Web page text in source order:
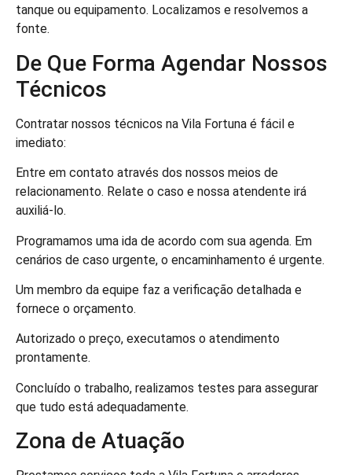
tanque ou equipamento. Localizamos e resolvemos a
fonte.
De Que Forma Agendar Nossos
Técnicos
Contratar nossos técnicos na Vila Fortuna é fácil e
imediato:
Entre em contato através dos nossos meios de
relacionamento. Relate o caso e nossa atendente irá
auxiliá-lo.
Programamos uma ida de acordo com sua agenda. Em
cenários de caso urgente, o encaminhamento é urgente.
Um membro da equipe faz a verificação detalhada e
fornece o orçamento.
Autorizado o preço, executamos o atendimento
prontamente.
Concluído o trabalho, realizamos testes para assegurar
que tudo está adequadamente.
Zona de Atuação